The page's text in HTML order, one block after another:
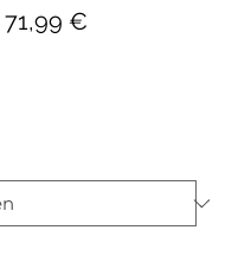
71,99 €